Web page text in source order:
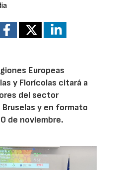
Europeas
y Florícolas citará a
del sector
y en formato
de noviembre.